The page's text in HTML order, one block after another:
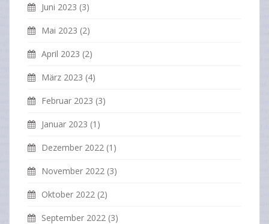
Juni 2023 (3)
Mai 2023 (2)
April 2023 (2)
März 2023 (4)
Februar 2023 (3)
Januar 2023 (1)
Dezember 2022 (1)
November 2022 (3)
Oktober 2022 (2)
September 2022 (3)